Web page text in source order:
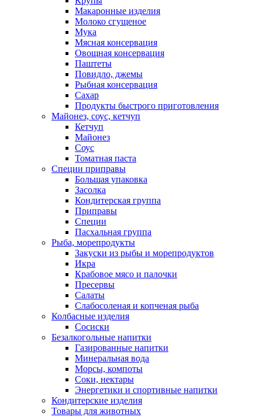
Макаронные изделия
Молоко сгущеное
Мука
Мясная консервация
Овощная консервация
Паштеты
Повидло, джемы
Рыбная консервация
Сахар
Продукты быстрого приготовления
Майонез, соус, кетчуп
Кетчуп
Майонез
Соус
Томатная паста
Специи приправы
Большая упаковка
Засолка
Кондитерская группа
Приправы
Специи
Пасхальная группа
Рыба, морепродукты
Закуски из рыбы и морепродуктов
Икра
Крабовое мясо и палочки
Пресервы
Салаты
Слабосоленая и копченая рыба
Колбасные изделия
Сосиски
Безалкогольные напитки
Газированные напитки
Минеральная вода
Морсы, компоты
Соки, нектары
Энергетики и спортивные напитки
Кондитерские изделия
Товары для животных